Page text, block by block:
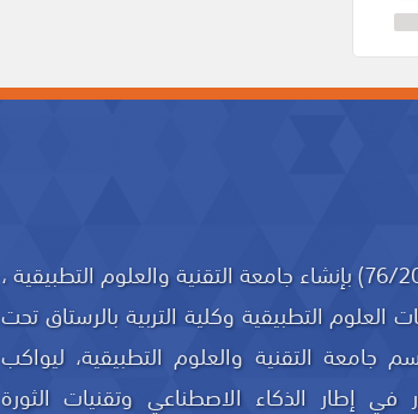
جاء المرسوم السلطاني رقم (76/2020) بإنشاء جامعة التقنية والعلوم التطبيقية ،
العلوم التطبيقية وكلية التربية بالرستاق تحت
التقنية والعلوم التطبيقية، ليواكب
في إطار الذكاء الاصطناعي وتقنيات الثورة